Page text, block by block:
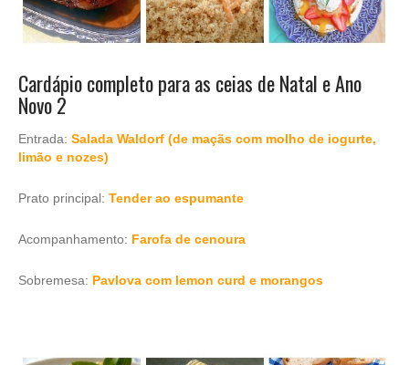
Cardápio completo para as ceias de Natal e Ano
Novo 2
Entrada: Salada Waldorf (de maçãs com molho de iogurte,
limão e nozes)
Prato principal: Tender ao espumante
Acompanhamento: Farofa de cenoura
Sobremesa: Pavlova com lemon curd e morangos